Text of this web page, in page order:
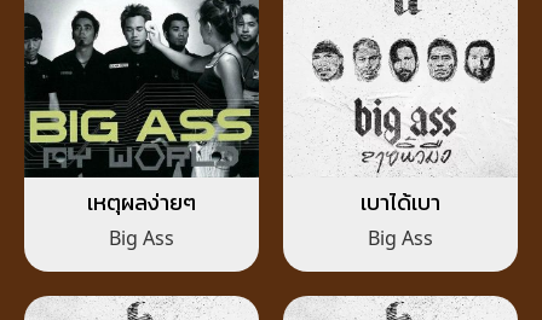
เหตุผลง่ายๆ
Big Ass
เบาได้เบา
Big Ass